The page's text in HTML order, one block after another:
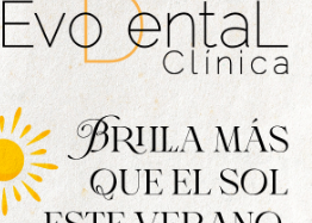
las edades que hará los
si cabe.